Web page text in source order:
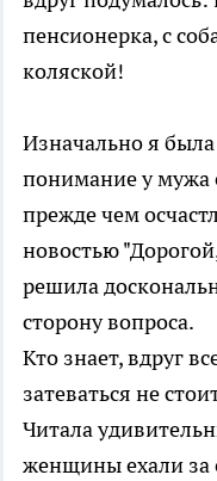
пенсионерка, с
коляской!
Изначально я была
понимание у мужа
прежде чем
новостью
решила
сторону вопроса.
Кто знает, вдруг
затеваться не
Читала
женщины ехали за